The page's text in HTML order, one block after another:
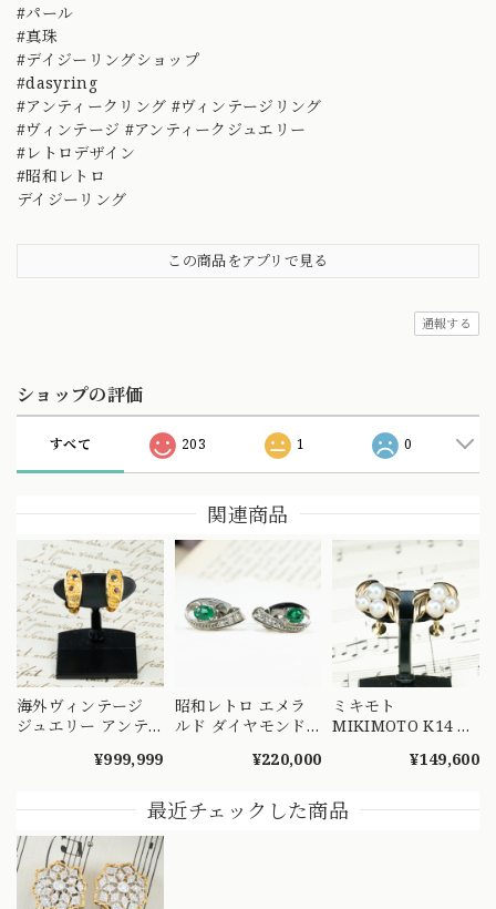
#パール
#真珠
#デイジーリングショップ
#dasyring
#アンティークリング #ヴィンテージリング
#ヴィンテージ #アンティークジュエリー
#レトロデザイン
#昭和レトロ
デイジーリング
この商品をアプリで見る
通報する
ショップの評価
すべて 203 1 0
関連商品
海外ヴィンテージ
ジュエリー アンテ
ン調 デザイン K18
イヤ 0.10
¥999,999
昭和レトロ エメラ
ルド ダイヤモンド
プラチナ ヴィンテ
ミル打ち グリーン
天然石ジュエリー
¥220,000
ミキモト
MIKIMOTO K14 あ
ヤリング 3粒 ヴィン
ゴールド OKE00020
¥149,600
最近チェックした商品